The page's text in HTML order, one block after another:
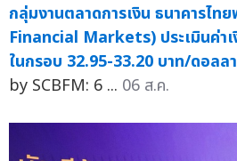
กลุ่มงานตลาดการเงิน ธนาคารไท
Financial Markets) ประเมินค่า
ในกรอบ 32.95-33.20 บาท/ดอลล
by SCBFM: 6 ... 06 ส.ค.